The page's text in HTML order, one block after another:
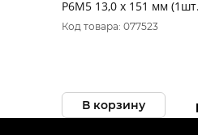
Р6М5 13,0 х 151 мм
блистер 033-369
Код товара: 077523
В корзину